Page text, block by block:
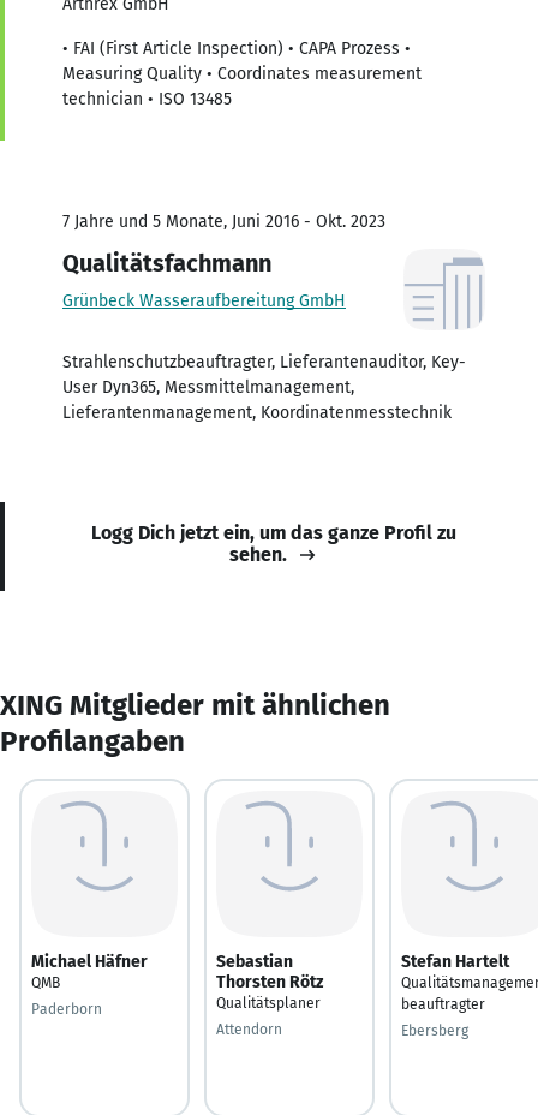
• FAI (First Article Inspection) • CAPA Prozess •
Measuring Quality • Coordinates measurement
technician • ISO 13485
7 Jahre und 5 Monate, Juni 2016 - Okt. 2023
Qualitätsfachmann
Grünbeck Wasseraufbereitung GmbH
Strahlenschutzbeauftragter, Lieferantenauditor, Key-
User Dyn365, Messmittelmanagement,
Lieferantenmanagement, Koordinatenmesstechnik
Logg Dich jetzt ein, um das ganze Profil zu
sehen.
XING Mitglieder mit ähnlichen
Profilangaben
Michael Häfner
QMB
Paderborn
Sebastian
Thorsten Rötz
Qualitätsplaner
Attendorn
Stefan Hartelt
beauftragter
Ebersberg